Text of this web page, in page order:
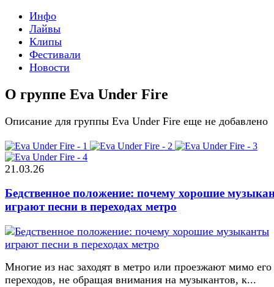
Инфо
Лайвы
Клипы
Фестивали
Новости
О группе Eva Under Fire
Описание для группы Eva Under Fire еще не добавлено
21.03.26
Бедственное положение: почему хорошие
играют песни в переходах метро
Многие из нас заходят в метро или проезжают мимо его
переходов, не обращая внимания на музыкантов, к...